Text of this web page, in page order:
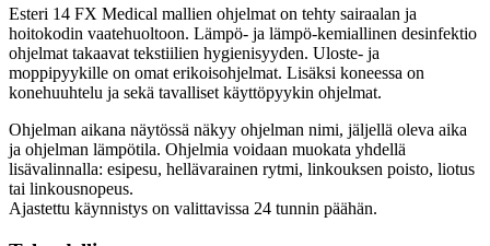
Esteri 14 FX Medical mallien ohjelmat on tehty sairaalan ja
hoitokodin vaatehuoltoon. Lämpö- ja lämpö-kemiallinen desinfektio
ohjelmat takaavat tekstiilien hygienisyyden. Uloste- ja
moppipyykille on omat erikoisohjelmat. Lisäksi koneessa on
konehuuhtelu ja sekä tavalliset käyttöpyykin ohjelmat.
Ohjelman aikana näytössä näkyy ohjelman nimi, jäljellä oleva aika
ja ohjelman lämpötila. Ohjelmia voidaan muokata yhdellä
lisävalinnalla: esipesu, hellävarainen rytmi, linkouksen poisto, liotus
tai linkousnopeus.
Ajastettu käynnistys on valittavissa 24 tunnin päähän.